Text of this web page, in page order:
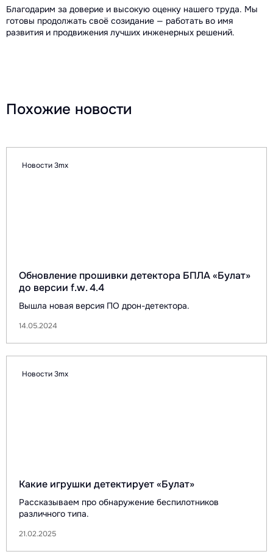
Благодарим за доверие и высокую оценку нашего труда. Мы
готовы продолжать своё созидание — работать во имя
развития и продвижения лучших инженерных решений.
Похожие новости
Новости 3mx
Обновление прошивки детектора БПЛА «Булат»
до версии f.w. 4.4
Вышла новая версия ПО дрон-детектора.
14.05.2024
Новости 3mx
Какие игрушки детектирует «Булат»
Рассказываем про обнаружение беспилотников
различного типа.
21.02.2025